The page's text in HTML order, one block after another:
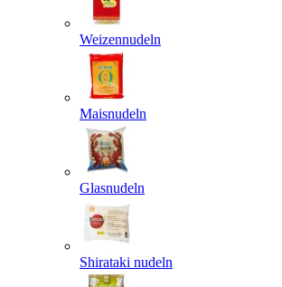
Weizennudeln
Maisnudeln
Glasnudeln
Shirataki nudeln